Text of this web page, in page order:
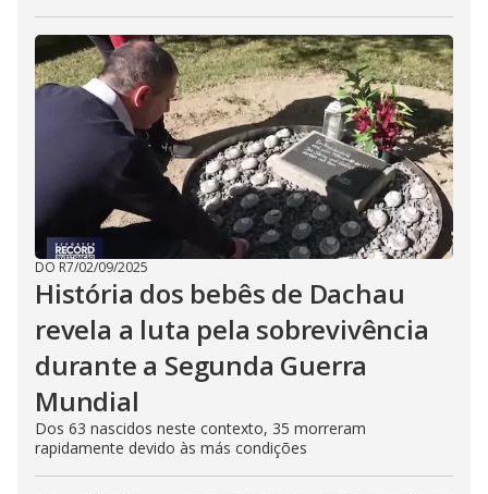
DO R7/02/09/2025
História dos bebês de Dachau
revela a luta pela sobrevivência
durante a Segunda Guerra
Mundial
Dos 63 nascidos neste contexto, 35 morreram
rapidamente devido às más condições